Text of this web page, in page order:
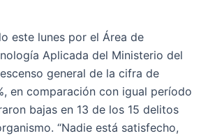
este lunes por el Área de
Aplicada del Ministerio del
general de la cifra de
en comparación con igual período
bajas en 13 de los 15 delitos
“Nadie está satisfecho,